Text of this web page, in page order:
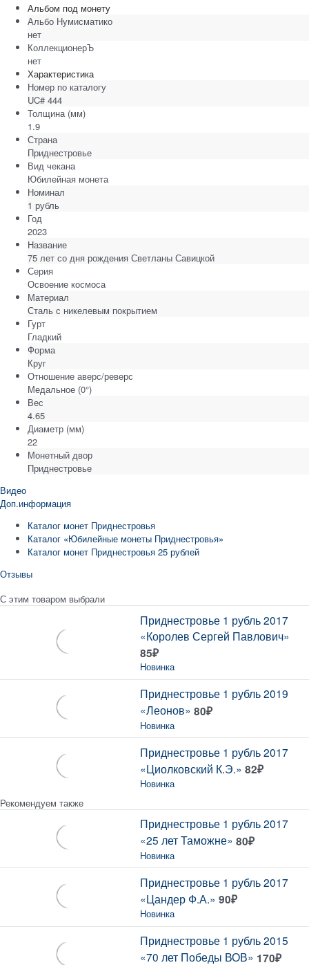
Альбом под монету
Альбо Нумисматико
нет
КоллекционерЪ
нет
Характеристика
Номер по каталогу
UC# 444
Толщина (мм)
1.9
Страна
Приднестровье
Вид чекана
Юбилейная монета
Номинал
1 рубль
Год
2023
Название
75 лет со дня рождения Светланы Савицкой
Серия
Освоение космоса
Материал
Сталь с никелевым покрытием
Гурт
Гладкий
Форма
Круг
Отношение аверс/реверс
Медальное (0°)
Вес
4.65
Диаметр (мм)
22
Монетный двор
Приднестровье
Видео
Доп.информация
Каталог монет Приднестровья
Каталог «Юбилейные монеты Приднестровья»
Каталог монет Приднестровья 25 рублей
Отзывы
С этим товаром выбрали
Приднестровье 1 рубль 2017
«Королев Сергей Павлович»
85₽
Новинка
Приднестровье 1 рубль 2019
«Леонов» 80₽
Новинка
Приднестровье 1 рубль 2017
«Циолковский К.Э.» 82₽
Новинка
Рекомендуем также
Приднестровье 1 рубль 2017
«25 лет Таможне» 80₽
Новинка
Приднестровье 1 рубль 2017
«Цандер Ф.А.» 90₽
Новинка
Приднестровье 1 рубль 2015
«70 лет Победы ВОВ» 170₽